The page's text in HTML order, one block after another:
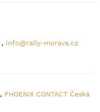
, info@rally-morava.cz
, PHOENIX CONTACT Česká